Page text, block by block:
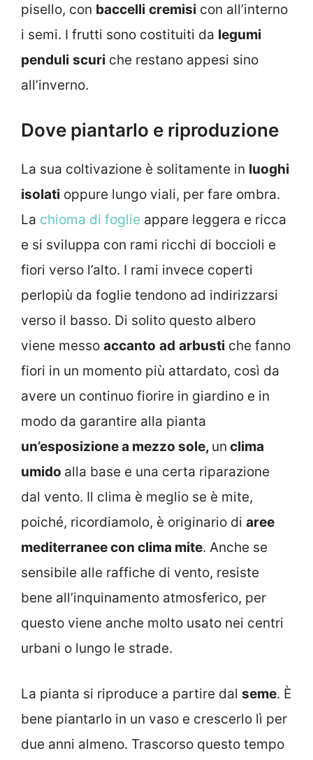
pisello, con baccelli cremisi con all’interno
i semi. I frutti sono costituiti da legumi
penduli scuri che restano appesi sino
all’inverno.
Dove piantarlo e riproduzione
La sua coltivazione è solitamente in luoghi
isolati oppure lungo viali, per fare ombra.
La chioma di foglie appare leggera e ricca
e si sviluppa con rami ricchi di boccioli e
fiori verso l’alto. I rami invece coperti
perlopiù da foglie tendono ad indirizzarsi
verso il basso. Di solito questo albero
viene messo accanto ad arbusti che fanno
fiori in un momento più attardato, così da
avere un continuo fiorire in giardino e in
modo da garantire alla pianta
un’esposizione a mezzo sole, un clima
umido alla base e una certa riparazione
dal vento. Il clima è meglio se è mite,
poiché, ricordiamolo, è originario di aree
mediterranee con clima mite. Anche se
sensibile alle raffiche di vento, resiste
bene all’inquinamento atmosferico, per
questo viene anche molto usato nei centri
urbani o lungo le strade.
La pianta si riproduce a partire dal seme. È
bene piantarlo in un vaso e crescerlo lì per
due anni almeno. Trascorso questo tempo